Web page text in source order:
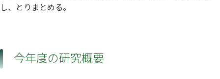
し、とりまとめる。
今年度の研究概要